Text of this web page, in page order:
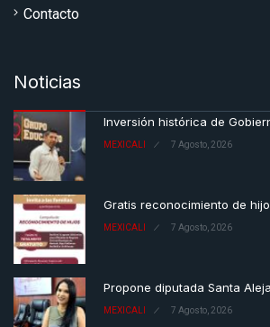
Contacto
Noticias
Inversión histórica de
MEXICALI 7 Agosto, 2026
Gratis reconocimiento de
MEXICALI 7 Agosto, 2026
Propone diputada Santa
MEXICALI 7 Agosto, 2026